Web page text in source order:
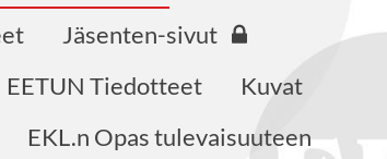
Jäsenten-sivut
EETUN Tiedotteet
Kuvat
EKL.n Opas tulevaisuuteen